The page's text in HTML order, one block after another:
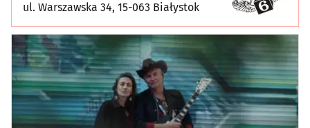
ul. Warszawska 34, 15-063 Białystok